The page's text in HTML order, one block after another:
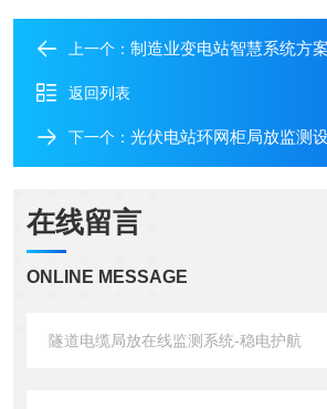
上一个： 制造业变电站智慧系统方
返回列表
下一个： 光伏电站环网柜局放监测
在线留言
ONLINE MESSAGE